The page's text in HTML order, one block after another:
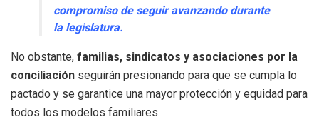
compromiso de seguir avanzando durante
la legislatura.
No obstante, familias, sindicatos y asociaciones por la
conciliación seguirán presionando para que se cumpla lo
pactado y se garantice una mayor protección y equidad para
todos los modelos familiares.